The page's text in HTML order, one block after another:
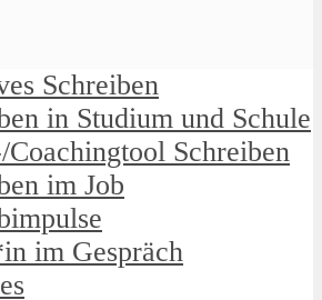
Schreiben
in Studium und Schule
Coachingtool Schreiben
im Job
im Gespräch